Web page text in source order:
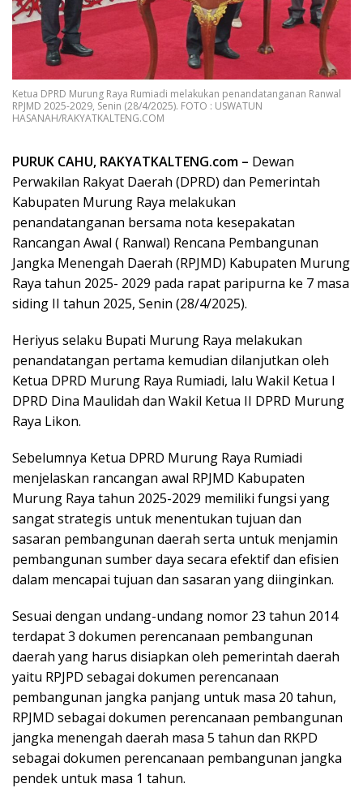
Ketua DPRD Murung Raya Rumiadi melakukan penandatanganan Ranwal
RPJMD 2025-2029, Senin (28/4/2025). FOTO : USWATUN
HASANAH/RAKYATKALTENG.COM
PURUK CAHU, RAKYATKALTENG.com – Dewan
Perwakilan Rakyat Daerah (DPRD) dan Pemerintah
Kabupaten Murung Raya melakukan
penandatanganan bersama nota kesepakatan
Rancangan Awal ( Ranwal) Rencana Pembangunan
Jangka Menengah Daerah (RPJMD) Kabupaten Murung
Raya tahun 2025- 2029 pada rapat paripurna ke 7 masa
siding II tahun 2025, Senin (28/4/2025).
Heriyus selaku Bupati Murung Raya melakukan
penandatangan pertama kemudian dilanjutkan oleh
Ketua DPRD Murung Raya Rumiadi, lalu Wakil Ketua I
DPRD Dina Maulidah dan Wakil Ketua II DPRD Murung
Raya Likon.
Sebelumnya Ketua DPRD Murung Raya Rumiadi
menjelaskan rancangan awal RPJMD Kabupaten
Murung Raya tahun 2025-2029 memiliki fungsi yang
sangat strategis untuk menentukan tujuan dan
sasaran pembangunan daerah serta untuk menjamin
pembangunan sumber daya secara efektif dan efisien
dalam mencapai tujuan dan sasaran yang diinginkan.
Sesuai dengan undang-undang nomor 23 tahun 2014
terdapat 3 dokumen perencanaan pembangunan
daerah yang harus disiapkan oleh pemerintah daerah
yaitu RPJPD sebagai dokumen perencanaan
pembangunan jangka panjang untuk masa 20 tahun,
RPJMD sebagai dokumen perencanaan pembangunan
jangka menengah daerah masa 5 tahun dan RKPD
sebagai dokumen perencanaan pembangunan jangka
pendek untuk masa 1 tahun.